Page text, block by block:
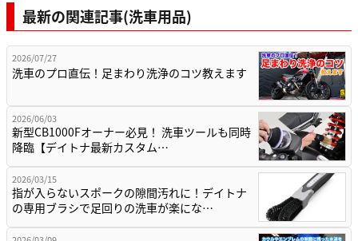
最新の関連記事(洗車用品)
2026/07/27
洗車のプロ直伝！足まわり洗浄のコツ教えます
2026/06/03
新型CB1000Fオーナー必見！ 洗車ツールも同時
降臨【デイトナ最新カスタム…
2026/03/15
指が入らないスポークの隙間汚れに！デイトナ
の専用ブラシで足回りの洗車が楽にな…